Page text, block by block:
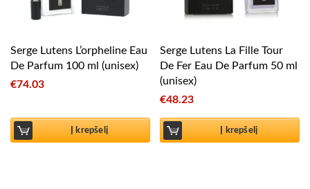
Serge Lutens L’orpheline Eau
De Parfum 100 ml (unisex)
€74.03
Į krepšelį
Serge Lutens La Fille Tour
De Fer Eau De Parfum 50 ml
(unisex)
€48.23
Į krepšelį